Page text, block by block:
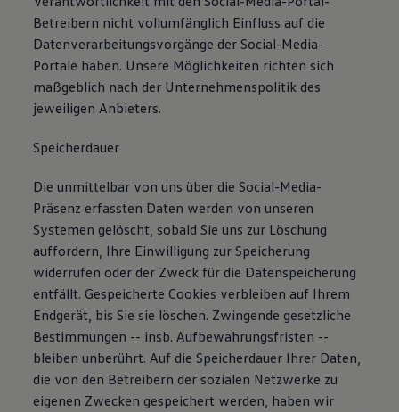
Betreibern nicht vollumfänglich Einfluss auf die
Datenverarbeitungsvorgänge der Social-Media-
Portale haben. Unsere Möglichkeiten richten sich
maßgeblich nach der Unternehmenspolitik des
jeweiligen Anbieters.
Speicherdauer
Die unmittelbar von uns über die Social-Media-
Präsenz erfassten Daten werden von unseren
Systemen gelöscht, sobald Sie uns zur Löschung
auffordern, Ihre Einwilligung zur Speicherung
widerrufen oder der Zweck für die Datenspeicherung
entfällt. Gespeicherte Cookies verbleiben auf Ihrem
Endgerät, bis Sie sie löschen. Zwingende gesetzliche
Bestimmungen -- insb. Aufbewahrungsfristen --
bleiben unberührt. Auf die Speicherdauer Ihrer Daten,
die von den Betreibern der sozialen Netzwerke zu
eigenen Zwecken gespeichert werden, haben wir